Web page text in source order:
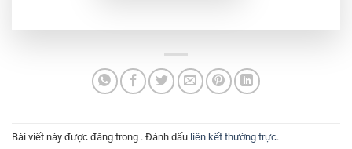
Bài viết này được đăng trong . Đánh dấu liên kết thường trực.